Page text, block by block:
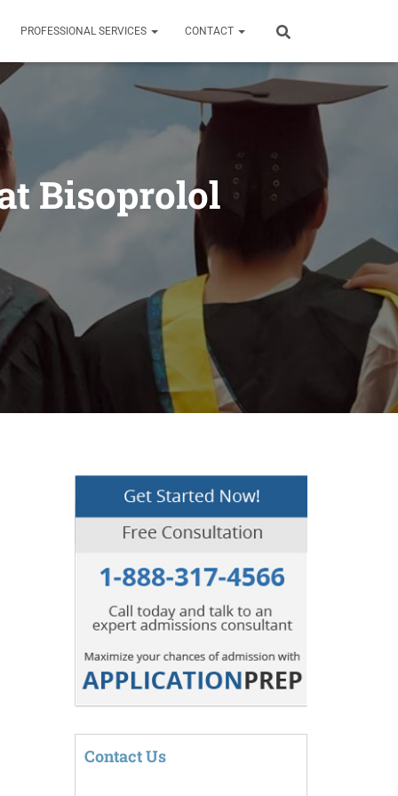
PROFESSIONAL SERVICES CONTACT
Bisoprolol
Contact Us